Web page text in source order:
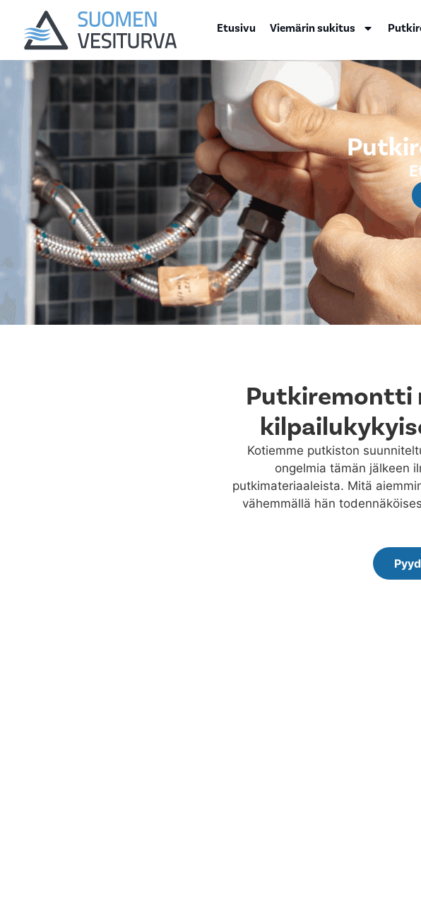
Etusivu Viemärin sukitus
Putkiremontti
Kotiemme putkiston
ongelmia tämän jälkeen
putkimateriaaleista. Mitä
vähemmällä hän